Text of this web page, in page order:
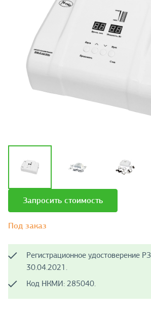
Запросить стоимость
Под заказ
Регистрационное удостоверение
30.04.2021.
Код НКМИ: 285040.